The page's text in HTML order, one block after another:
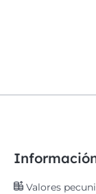
Valores